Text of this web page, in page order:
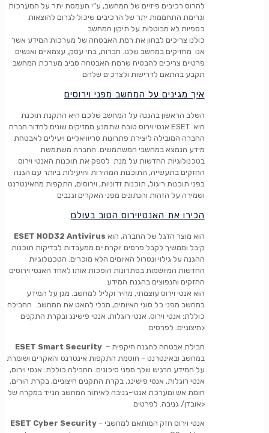
להרוס רכיבים פיזיים של המחשב, ע”י העמסת יתר על המערכות
וגרימת התחממות יתר של הרכיבים שיכול לגרום להוצאות
כספיות לא מבוטלות על תיקון המחשב
כולנו צריכים לבחון את רמת האבטחה של מערכות המידע אשר
אנו מחזיקים במחשב שלנו. חברות, בתי עסק, עצמאיים ואנשים
פרטיים צריכים להבטיח שרמת האבטחה סביב מערכת המחשב
תקבע בהתאם לדרישות ולצרכים שלהם
איך מגינים על המחשב מפני וירוסים
השלב הראשון בהגנה על המחשב שלכם היא התקנת תוכנת
אנטי וירוס טובה שתמנע ממזיקים שונים לחדור חברת ESET היא
החברה המובילה ליצירת פתרונות טריוויאליים ויעילים לאבטחת
מידע הנמצא במחשבי המשתמשים. החברה משתמשת
בטכנולוגיות החדשות על מנת לספק את תוכנות האנטי וירוס
החזקים בתעשייה, התוכנות המהירות והיעילות ביותר עם הגנה
בפני תוכנות ריגול, תוכנות זדוניות, וירוסים, התקפות מהאינטרנט
ושמירה על הזהות והנתונים מפני האקרים וגנבים
הכירו את האנטיוירוס הטוב בעולם
ESET NOD32 Antivirus
קיבל וממשיך לקבל פרסים יוקרתיים ממעבדות לבדיקות תוכנות
ההגנה על גילוי ונטרול האיומים הלא מוכרים. הטכנולוגיות
החדשות המיושמות בפתרונות הופכות אותו לאחד האנטי וירוסים
החזקים והנפוצים בהגנת המידע
הוא אנטי וירוס עוצמתי, מהיר וקליל למחשב. מגן על המידע
במחשב מפני כל סוגי האיומים, מבלי להאט את המחשב. החבילה
כוללת: אנטי וירוס, אנטי רוגלות, אנטי פישינג ובקרת התקנים
חיצוניים. לפרטים>
ESET Smart Security– חבילת אבטחה להגנה היקפית
במחשב ובאינטרנט – חוסמת התקפות אינטרנט והאקרים ושומרת
על המידע הרגיש שלך מפני סיכונים. החבילה כוללת: אנטי וירוס,
אנטי רוגלות, אנטי פישינג, בקרת התקנים חיצוניים, בקרת הורים,
חומת אש ומערכת אנטי-גניבה לאיתור המחשב הנייד במקרה של
אובדן/ גניבה. לפרטים>
ESET Cyber Security– אנטי וירוס חזק המותאם למחשבי